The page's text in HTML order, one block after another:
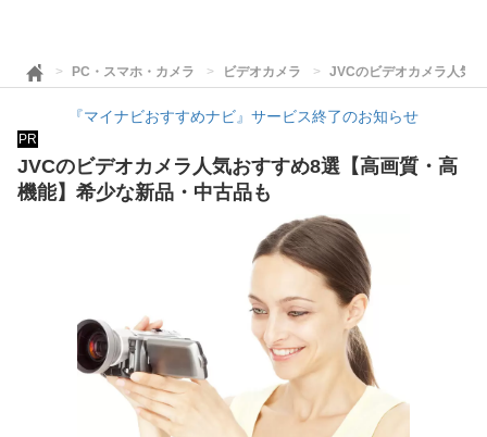
PC・スマホ・カメラ ビデオカメラ JVCのビデオカメラ人気
『マイナビおすすめナビ』サービス終了のお知らせ
PR
JVCのビデオカメラ人気おすすめ8選【高画質・高
機能】希少な新品・中古品も